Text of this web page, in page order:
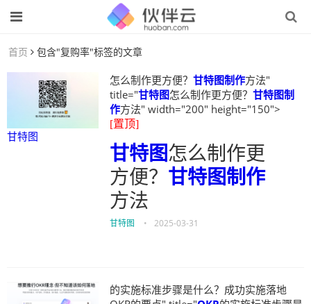
首页 包含"复购率"标签的文章
甘特图
怎么制作更方便？ 甘特图制作方法"
title="甘特图怎么制作更方便？ 甘特图制
作方法" width="200" height="150">
[置顶]
甘特图怎么制作更
方便？ 甘特图制作
方法
甘特图 • 2025-03-31
的实施标准步骤是什么？成功实施落地